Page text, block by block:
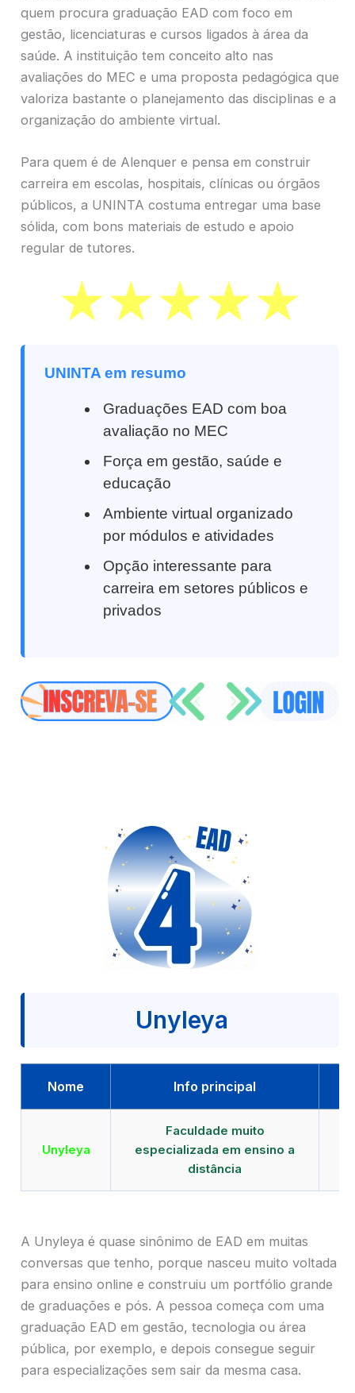
quem procura graduação EAD com foco em
gestão, licenciaturas e cursos ligados à área da
saúde. A instituição tem conceito alto nas
avaliações do MEC e uma proposta pedagógica que
valoriza bastante o planejamento das disciplinas e a
organização do ambiente virtual.
Para quem é de Alenquer e pensa em construir
carreira em escolas, hospitais, clínicas ou órgãos
públicos, a UNINTA costuma entregar uma base
sólida, com bons materiais de estudo e apoio
regular de tutores.
UNINTA em resumo
Graduações EAD com boa
avaliação no MEC
Força em gestão, saúde e
educação
Ambiente virtual organizado
por módulos e atividades
Opção interessante para
carreira em setores públicos e
privados
Unyleya
Nome Info principal
Unyleya
Faculdade muito
especializada em ensino a
distância
A Unyleya é quase sinônimo de EAD em muitas
conversas que tenho, porque nasceu muito voltada
para ensino online e construiu um portfólio grande
de graduações e pós. A pessoa começa com uma
graduação EAD em gestão, tecnologia ou área
pública, por exemplo, e depois consegue seguir
para especializações sem sair da mesma casa.